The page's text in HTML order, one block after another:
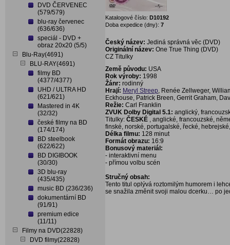
DVD ČERVENEC
(579/579)
blu-ray červenec
(636/636)
speciál - DVD +
obraz 20x20 (5/5)
Blu-Ray(4691)
BLU-RAY(4691)
filmy BD
(4377/4377)
UHD / ULTRA HD
(621/621)
Mastered in 4K
(32/32)
české filmy na BD
(174/174)
BD steelbook
(622/622)
BD DIGIBOOK
(30/30)
3D blu-ray
(435/435)
music BD (236/236)
dokumentární BD
(91/91)
premium edice
(11/11)
Filmy na DVD(22828)
DVD filmy(22828)
Katalogové číslo: D10192
Doba expedice (dny): 7
Český název: Jediná správná věc (DVD)
Originální název: One True Thing (DVD)
CZ Titulky
Země původu: USA
Rok výroby: 1998
Žánr: rodinný
Hrají: Meryl Streep, Renée Zellweger,
Eckhouse, Patrick Breen, Gerrit Graham,
Režie: Carl Franklin
ZVUK Dolby Digital 5.1: anglický,
Titulky: ČESKÉ , anglické, francouzské,
finské, norské, portugalské, řecké,
Délka filmu: 128 minut
Formát obrazu: 16:9
Bonusový materiál:
- interaktivní menu
- přímou volbu scén
Stručný obsah:
Tento titul oplývá roztomilým humorem i
se snažila změnit svoji malou dcerku… po